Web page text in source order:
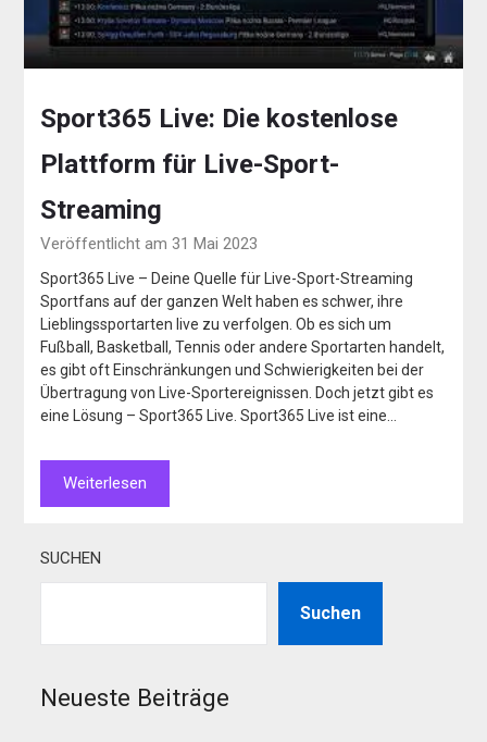
Sport365 Live: Die kostenlose
Plattform für Live-Sport-
Streaming
Veröffentlicht am 31 Mai 2023
Sport365 Live – Deine Quelle für Live-Sport-Streaming
Sportfans auf der ganzen Welt haben es schwer, ihre
Lieblingssportarten live zu verfolgen. Ob es sich um
Fußball, Basketball, Tennis oder andere Sportarten handelt,
es gibt oft Einschränkungen und Schwierigkeiten bei der
Übertragung von Live-Sportereignissen. Doch jetzt gibt es
eine Lösung – Sport365 Live. Sport365 Live ist eine…
Weiterlesen
SUCHEN
Suchen
Neueste Beiträge